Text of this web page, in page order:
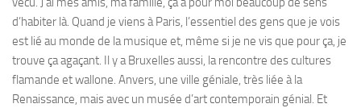
d’habiter là. Quand je viens à Paris, l’essentiel des gens que je vois
est lié au monde de la musique et, même si je ne vis que pour ça, je
trouve ça agaçant. Il y a Bruxelles aussi, la rencontre des cultures
flamande et wallone. Anvers, une ville géniale, très liée à la
Renaissance, mais avec un musée d’art contemporain génial. Et